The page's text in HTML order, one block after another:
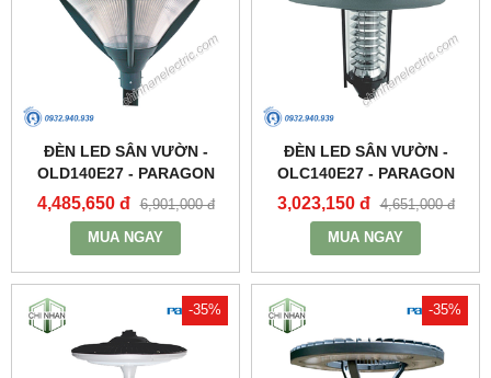
ĐÈN LED SÂN VƯỜN -
OLD140E27 - PARAGON
4,485,650 đ 6,901,000 đ
MUA NGAY
ĐÈN LED SÂN VƯỜN -
OLC140E27 - PARAGON
3,023,150 đ 4,651,000 đ
MUA NGAY
-35% -35%